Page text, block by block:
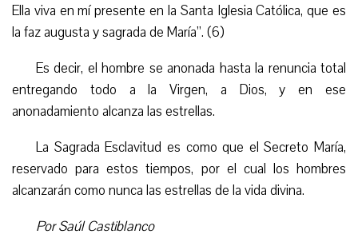
Ella viva en mí presente en la Santa Iglesia Católica, que es
la faz augusta y sagrada de María”. (6)
Es decir, el hombre se anonada hasta la renuncia total
entregando todo a la Virgen, a Dios, y en ese
anonadamiento alcanza las estrellas.
La Sagrada Esclavitud es como que el Secreto María,
reservado para estos tiempos, por el cual los hombres
alcanzarán como nunca las estrellas de la vida divina.
Por Saúl Castiblanco